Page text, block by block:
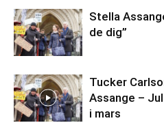
Stella
de dig”
Tucker
Assange –
i mars